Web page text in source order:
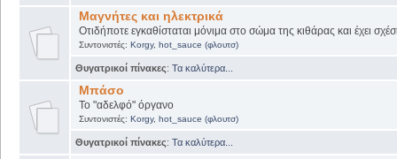
Μαγνήτες και ηλεκτρικά
Οτιδήποτε εγκαθίσταται μόνιμα στο σώμα της κιθάρας και έχει
Συντονιστές: Korgy, hot_sauce (φλουτσ)
Θυγατρικοί πίνακες: Τα καλύτερα...
Μπάσο
Το "αδελφό" όργανο
Συντονιστές: Korgy, hot_sauce (φλουτσ)
Θυγατρικοί πίνακες: Τα καλύτερα...